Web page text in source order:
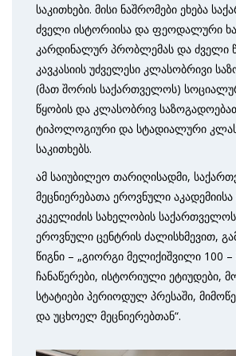
საკითხები. მისი ნაშრომები ეხება
ძველი ისტორიისა და ფეოდალური
კარდინალურ პრობლემას და ძველი
კავკასიის უძველესი კლასობრივი
(მათ შორის საქართველოს)
წყობის და კლასობრივ
ტიპოლოგიური და სტადიალური
საკითხებს.
ამ საიუბილეო თარიღისადმი,
მეცნიერებათა ეროვნული
კეკელიძის სახელობის
ეროვნული ცენტრის ძალისხმევით,
წიგნი – „გიორგი მელიქიშვილი 100
ჩანაწერები, ისტორიული ეტიუდები,
სტატიები პერიოდულ პრესაში,
და უცხოელ მეცნიერებთან“.